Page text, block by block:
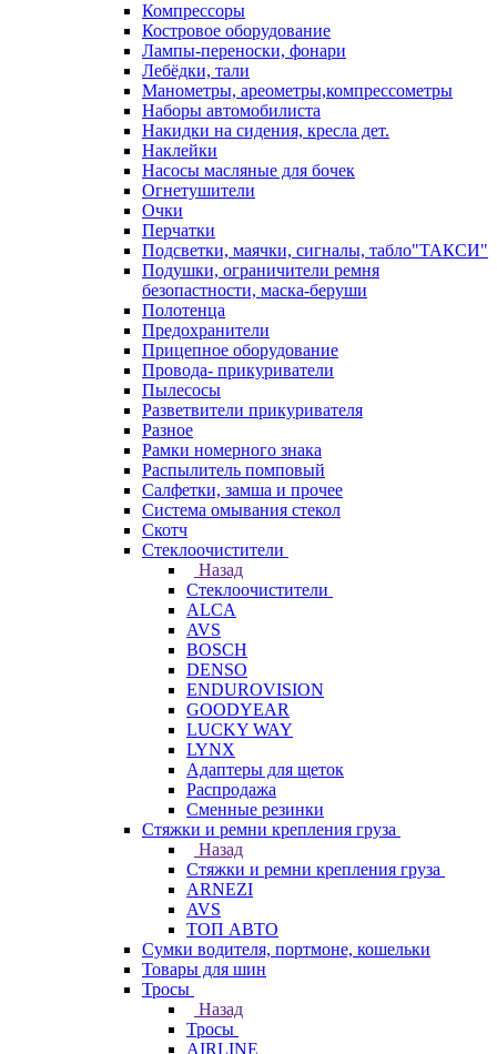
Компрессоры
Костровое оборудование
Лампы-переноски, фонари
Лебёдки, тали
Манометры, ареометры,компрессометры
Наборы автомобилиста
Накидки на сидения, кресла дет.
Наклейки
Насосы масляные для бочек
Огнетушители
Очки
Перчатки
Подсветки, маячки, сигналы, табло"ТАКСИ"
Подушки, ограничители ремня
безопастности, маска-беруши
Полотенца
Предохранители
Прицепное оборудование
Провода- прикуриватели
Пылесосы
Разветвители прикуривателя
Разное
Рамки номерного знака
Распылитель помповый
Салфетки, замша и прочее
Система омывания стекол
Скотч
Стеклоочистители
Назад
Стеклоочистители
ALCA
AVS
BOSCH
DENSO
ENDUROVISION
GOODYEAR
LUCKY WAY
LYNX
Адаптеры для щеток
Распродажа
Сменные резинки
Стяжки и ремни крепления груза
Назад
Стяжки и ремни крепления груза
ARNEZI
AVS
ТОП АВТО
Сумки водителя, портмоне, кошельки
Товары для шин
Тросы
Назад
Тросы
AIRLINE